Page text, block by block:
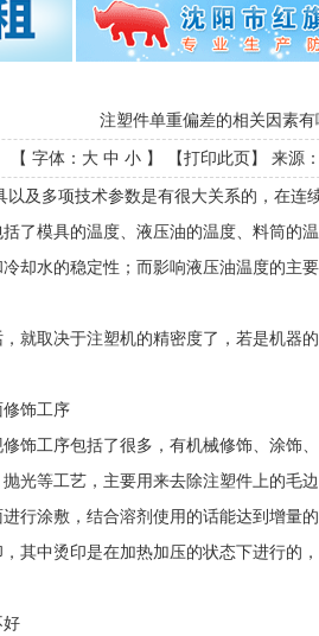
注塑件单重偏差的相关因素
【 字体： 大 中 小 】 【打印此页 】 来源
多项技术参数是有很大关系的，在连
了模具的温度、液压油的温度、料筒的
却水的稳定性；而影响液压油温度的主
取决于注塑机的精密度了，若是机器
饰工序
工序包括了很多，有机械修饰、涂饰
光等工艺，主要用来去除注塑件上的毛
涂敷，结合溶剂使用的话能达到增量
其中烫印是在加热加压的状态下进行的